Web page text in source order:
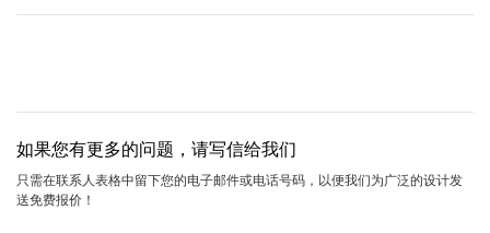
如果您有更多的问题，请写信给我们
只需在联系人表格中留下您的电子邮件或电话号码，以便我们为广泛的设计发
送免费报价！